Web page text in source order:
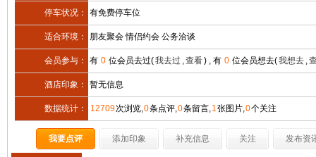
停车状况： 有免费停车位
适合环境： 朋友聚会 情侣约会 公务洽谈
会员参与： 有 0 位会员去过(我去过 ,查看) , 有 0 位会员想去(我想去 ,
酒店印象： 暂无信息
数据统计： 12709次浏览,0条点评,0条留言,1张图片,0个关注
我要点评 添加印象 补充信息 关注 发布资